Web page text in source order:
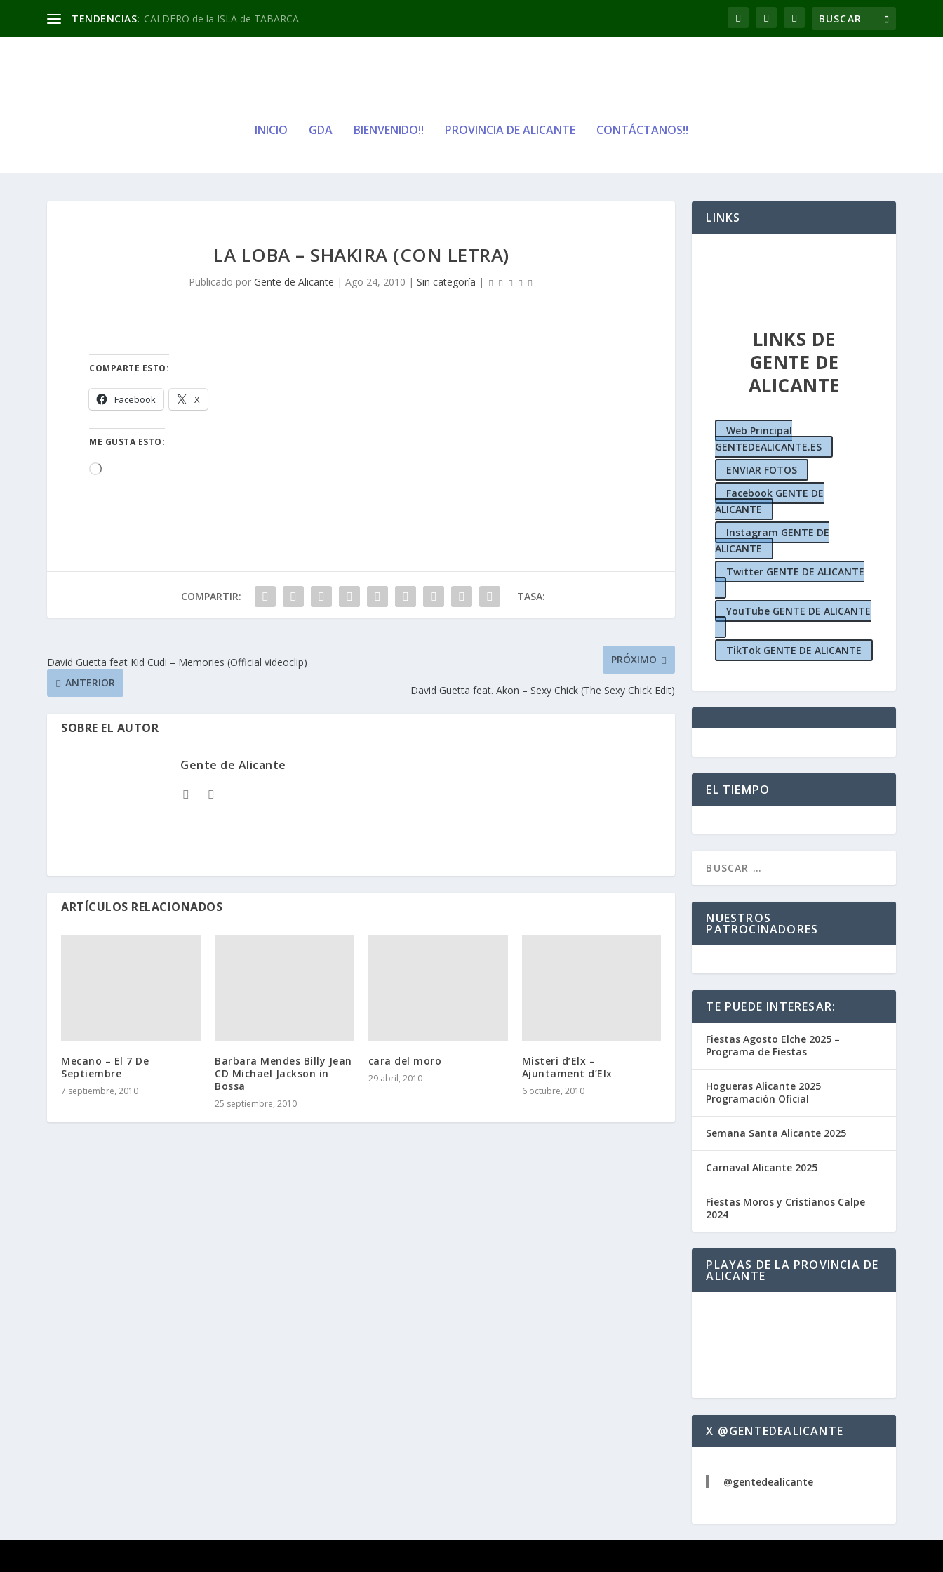
TENDENCIAS: CALDERO de la ISLA de TABARCA
INICIO GDA BIENVENIDO!! PROVINCIA DE ALICANTE CONTÁCTANOS!!
LA LOBA – SHAKIRA (CON LETRA)
Publicado porGente de Alicante |Ago 24, 2010 |Sin categoría |
COMPARTE ESTO:
Facebook X
ME GUSTA ESTO:
Cargando...
COMPARTIR: TASA:
David Guetta feat Kid Cudi – Memories (Official videoclip)
ANTERIOR
PRÓXIMO
David Guetta feat. Akon – Sexy Chick (The Sexy Chick Edit)
SOBRE EL AUTOR
Gente de Alicante
ARTÍCULOS RELACIONADOS
Mecano – El 7 De
Septiembre
7 septiembre, 2010
Barbara Mendes Billy Jean
CD Michael Jackson in
Bossa
25 septiembre, 2010
cara del moro
29 abril, 2010
Misteri d’Elx –
Ajuntament d’Elx
6 octubre, 2010
LINKS
LINKS DE
GENTE DE
ALICANTE
Web Principal
GENTEDEALICANTE.ES
ENVIAR FOTOS
Facebook GENTE DE
ALICANTE
Instagram GENTE DE
ALICANTE
Twitter GENTE DE ALICANTE
YouTube GENTE DE ALICANTE
TikTok GENTE DE ALICANTE
EL TIEMPO
NUESTROS
PATROCINADORES
TE PUEDE INTERESAR:
Fiestas Agosto Elche 2025 –
Programa de Fiestas
Hogueras Alicante 2025
Programación Oficial
Semana Santa Alicante 2025
Carnaval Alicante 2025
Fiestas Moros y Cristianos Calpe
2024
PLAYAS DE LA PROVINCIA DE
ALICANTE
X @GENTEDEALICANTE
@gentedealicante